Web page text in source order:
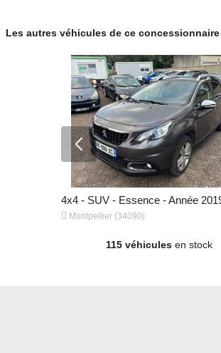
Les autres véhicules de ce concessionnaire
 Montpellier (34090)
115 véhicules en stock